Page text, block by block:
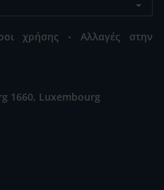
χρήσης .
Αλλαγές στην
1660, Luxembourg